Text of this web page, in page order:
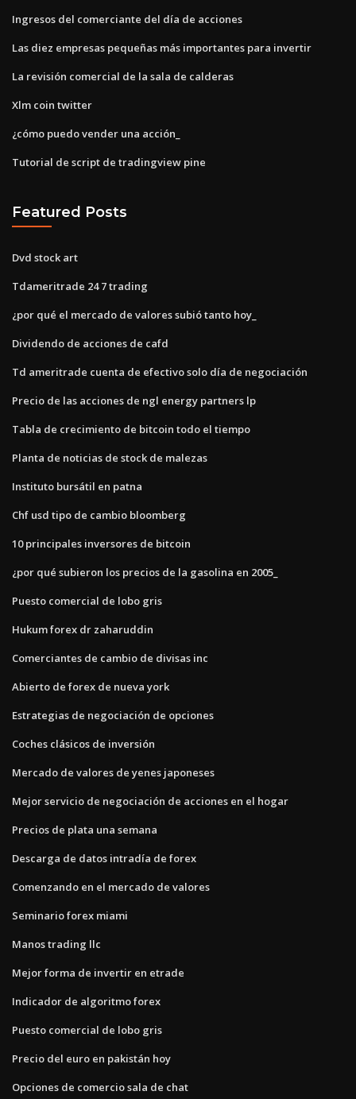
Ingresos del comerciante del día de acciones
Las diez empresas pequeñas más importantes para invertir
La revisión comercial de la sala de calderas
Xlm coin twitter
¿cómo puedo vender una acción_
Tutorial de script de tradingview pine
Featured Posts
Dvd stock art
Tdameritrade 24 7 trading
¿por qué el mercado de valores subió tanto hoy_
Dividendo de acciones de cafd
Td ameritrade cuenta de efectivo solo día de negociación
Precio de las acciones de ngl energy partners lp
Tabla de crecimiento de bitcoin todo el tiempo
Planta de noticias de stock de malezas
Instituto bursátil en patna
Chf usd tipo de cambio bloomberg
10 principales inversores de bitcoin
¿por qué subieron los precios de la gasolina en 2005_
Puesto comercial de lobo gris
Hukum forex dr zaharuddin
Comerciantes de cambio de divisas inc
Abierto de forex de nueva york
Estrategias de negociación de opciones
Coches clásicos de inversión
Mercado de valores de yenes japoneses
Mejor servicio de negociación de acciones en el hogar
Precios de plata una semana
Descarga de datos intradía de forex
Comenzando en el mercado de valores
Seminario forex miami
Manos trading llc
Mejor forma de invertir en etrade
Indicador de algoritmo forex
Puesto comercial de lobo gris
Precio del euro en pakistán hoy
Opciones de comercio sala de chat